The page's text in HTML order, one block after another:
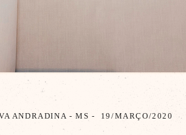
ANDRADINA - MS 19/MARÇO/2020